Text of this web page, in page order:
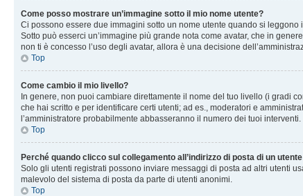
Come posso mostrare un’immagine sotto il mio nome utente?
Ci possono essere due immagini sotto un nome utente quando si
Sotto può esserci un’immagine più grande nota come avatar, che in
non ti è concesso l’uso degli avatar, allora è una decisione
Top
Come cambio il mio livello?
In genere, non puoi cambiare direttamente il nome del tuo livello (i gradi
che hai scritto e per identificare certi utenti; ad es., moderatori e
l’amministratore probabilmente abbasseranno il numero dei tuoi interventi.
Top
Perché quando clicco sul collegamento all’indirizzo di posta di un
Solo gli utenti registrati possono inviare messaggi di posta ad altri utenti
malevolo del sistema di posta da parte di utenti anonimi.
Top